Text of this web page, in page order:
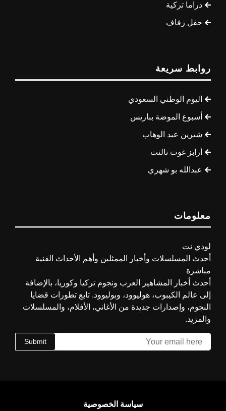
دراما تركية
حفل زفاف
روابط سريعة
اليوم الوطني السعودي
أسبوع الموضة بباريس
شيرين عبد الوهاب
أرابز غوت تالنت
عبدالله بو شهري
معلومات
لودي نت
أحدث المسلسلات وأخبار الممثلين وأهم الأحداث الفنية
مباشرة
أحدث أخبار المشاهير العرب ونجوم تركيا وكوريا، بالإضافة
إلى عالم الكيبوب، هوليوود، وبوليوود. تابع تطورات قضايا
النجوم، وإصدارات جديدة من الأغاني، الأفلام، والمسلسلات
والمزيد.
Submit
سياسة الخصوصية